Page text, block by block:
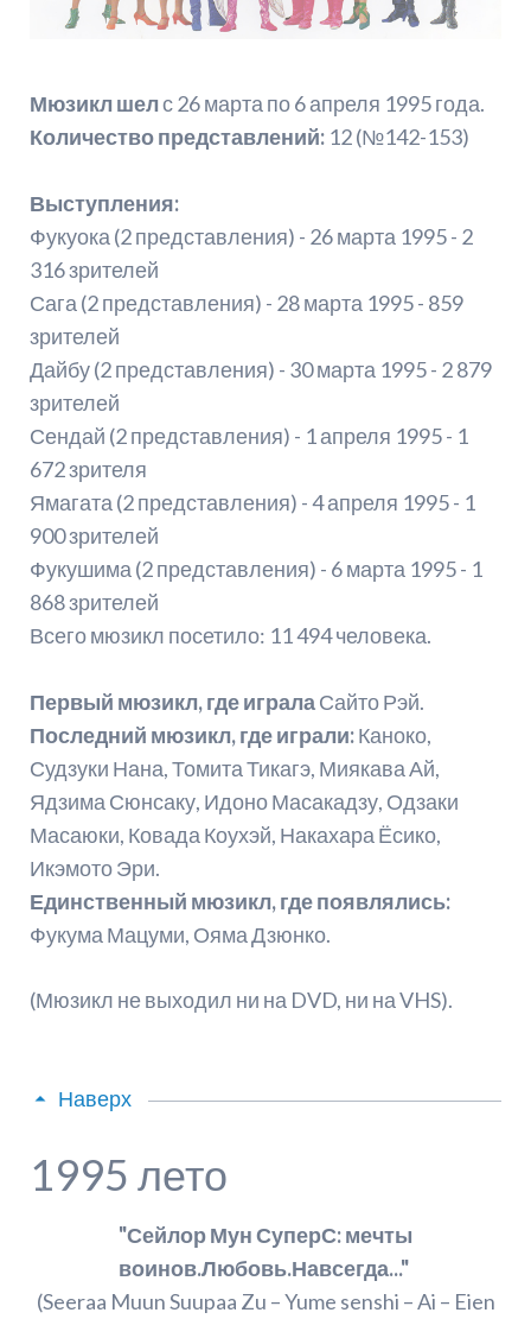
Мюзикл шелс 26 марта по 6 апреля 1995 года.
Количество представлений:12 (№142-153)
Выступления:
Фукуока (2 представления) - 26 марта 1995 - 2
316 зрителей
Сага (2 представления) - 28 марта 1995 - 859
зрителей
Дайбу (2 представления) - 30 марта 1995 - 2 879
зрителей
Сендай (2 представления) - 1 апреля 1995 - 1
672 зрителя
Ямагата (2 представления) - 4 апреля 1995 - 1
900 зрителей
Фукушима (2 представления) - 6 марта 1995 - 1
868 зрителей
Всего мюзикл посетило: 11 494 человека.
Первый мюзикл, где игралаСайто Рэй.
Последний мюзикл, где играли:Каноко,
Судзуки Нана, Томита Тикагэ, Миякава Ай,
Ядзима Сюнсаку, Идоно Масакадзу, Одзаки
Масаюки, Ковада Коухэй, Накахара Ёсико,
Икэмото Эри.
Единственный мюзикл, где появлялись:
Фукума Мацуми, Ояма Дзюнко.
(Мюзикл не выходил ни на DVD, ни на VHS).
Наверх
1995 лето
"Сейлор Мун СуперС: мечты
воинов.Любовь.Навсегда..."
(Seeraa Muun Suupaa Zu – Yume senshi – Ai – Eien